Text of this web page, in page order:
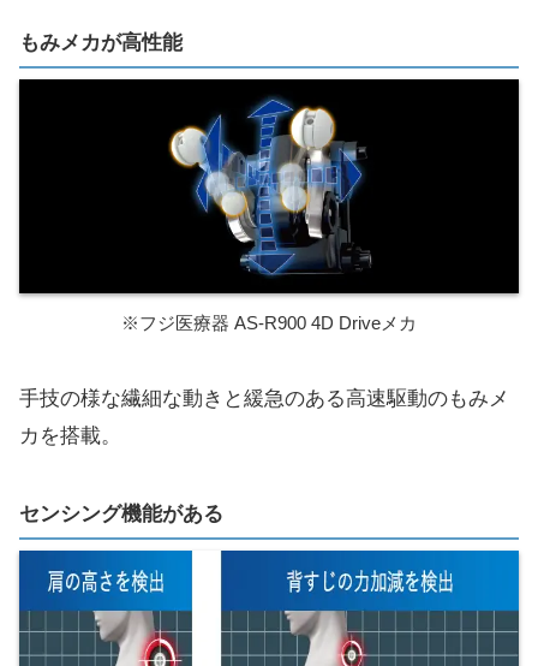
もみメカが高性能
※フジ医療器 AS-R900 4D Driveメカ
手技の様な繊細な動きと緩急のある高速駆動のもみメ
カを搭載。
センシング機能がある